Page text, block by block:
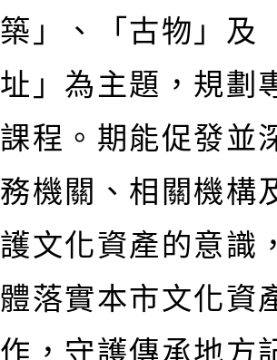
築」、「古物」及
址」為主題，規劃
課程。期能促發並
務機關、相關機構
護文化資產的意識
體落實本市文化資
作，守護傳承地方